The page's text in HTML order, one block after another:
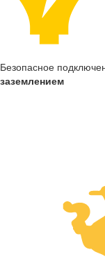
Безопасное
заземлением